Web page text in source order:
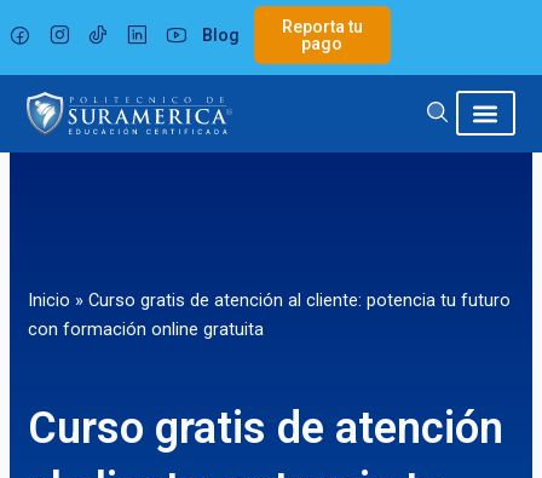
al
contenido
Blog
Reporta tu
pago
Inicio » Curso gratis de atención al cliente: potencia tu futuro
con formación online gratuita
Curso gratis de atención